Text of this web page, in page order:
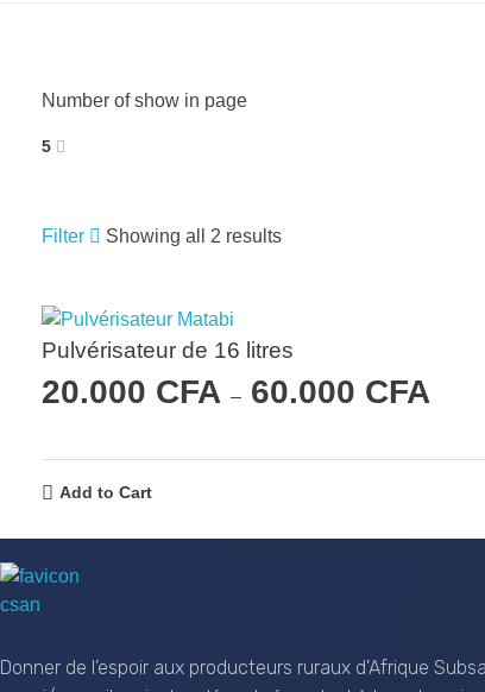
Number of show in page
5
Filter Showing all 2 results
RECHERCHER UN PRODUIT
RECHERCHE
Pulvérisateur de 16 litres
20.000 CFA – 60.000 CFA
Add to Cart
Donner de l’espoir aux producteurs ruraux d’Afrique